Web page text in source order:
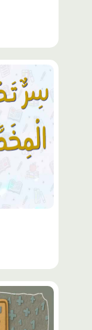
محتوى
محتوى
مميّز